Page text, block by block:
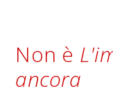
Non è
ancora